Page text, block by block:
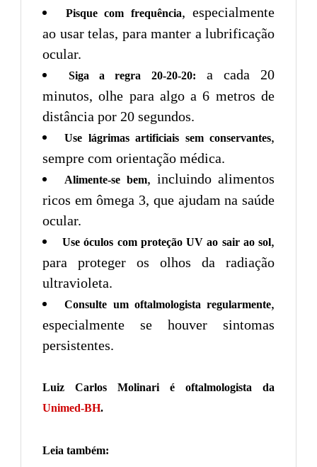
Pisque com frequência, especialmente
ao usar telas, para manter a lubrificação
ocular.
Siga a regra 20-20-20:
a cada 20
minutos, olhe para algo a 6 metros de
distância por 20 segundos.
Use lágrimas artificiais sem conservantes,
sempre com orientação médica.
Alimente-se bem, incluindo alimentos
ricos em ômega 3, que ajudam na saúde
ocular.
Use óculos com proteção UV ao sair ao sol,
para proteger os olhos da radiação
ultravioleta.
Consulte um oftalmologista regularmente,
especialmente se houver sintomas
persistentes.
Luiz Carlos Molinari é oftalmologista da
Unimed-BH.
Leia também: